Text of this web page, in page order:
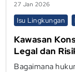
27 Jan 2026
Isu Lingkungan
Kawasan
Legal dan
Bagaimana